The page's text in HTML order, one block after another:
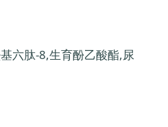
六肽-8,生育酚乙酸酯,尿